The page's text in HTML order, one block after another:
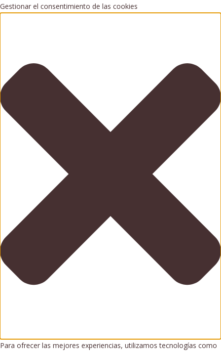
Gestionar el consentimiento de las cookies
Para ofrecer las mejores experiencias, utilizamos tecnologías como